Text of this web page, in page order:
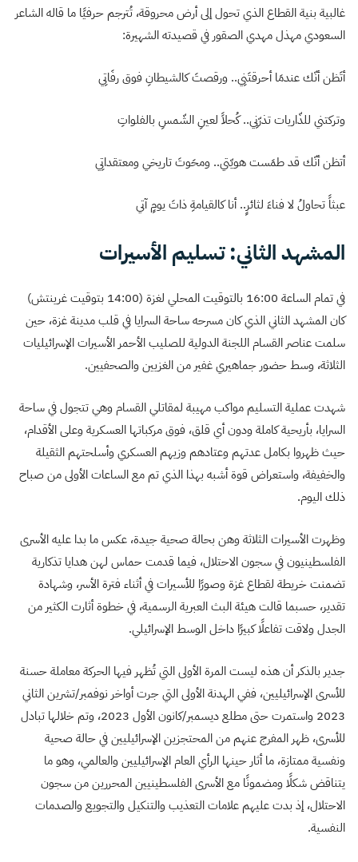
غالبية بنية القطاع الذي تحول إلى أرض محروقة، تُترجم حرفيًا ما قاله الشاعر
السعودي مهذل مهدي الصقور في قصيدته الشهيرة:
‏أتَظن أنّك عندمَا أحرقتَنِي.. ورقصتَ كالشيطانِ فوق رفَاتِي
وتركتني للذّاريات تذرّنِي.. كُحلاً لعينِ الشّمسِ بالفلواتِ
أتظن أنّك قد طمَست هويّتي.. ومحَوتَ تاريخي ومعتقداتِي
عبثاً تحاولُ لا فناءَ لثائرٍ.. أنا كالقيامةِ ذاتَ يومٍ آتي
المشهد الثاني: تسليم الأسيرات
في تمام الساعة 16:00 بالتوقيت المحلي لغزة (14:00 بتوقيت غرينتش)
كان المشهد الثاني الذي كان مسرحه ساحة السرايا في قلب مدينة غزة، حين
سلمت عناصر القسام اللجنة الدولية للصليب الأحمر الأسيرات الإسرائيليات
الثلاثة، وسط حضور جماهيري غفير من الغزيين والصحفيين.
شهدت عملية التسليم مواكب مهيبة لمقاتلي القسام وهي تتجول في ساحة
السرايا، بأريحية كاملة ودون أي قلق، فوق مركباتها العسكرية وعلى الأقدام،
حيث ظهروا بكامل عدتهم وعتادهم وزيهم العسكري وأسلحتهم الثقيلة
والخفيفة، واستعراض قوة أشبه بهذا الذي تم مع الساعات الأولى من صباح
ذلك اليوم.
وظهرت الأسيرات الثلاثة وهن بحالة صحية جيدة، عكس ما بدا عليه الأسرى
الفلسطينيون في سجون الاحتلال، فيما قدمت حماس لهن هدايا تذكارية
تضمنت خريطة لقطاع غزة وصورًا للأسيرات في أثناء فترة الأسر، وشهادة
تقدير، حسبما قالت هيئة البث العبرية الرسمية، في خطوة أثارت الكثير من
الجدل ولاقت تفاعلًا كبيرًا داخل الوسط الإسرائيلي.
جدير بالذكر أن هذه ليست المرة الأولى التي تُظهر فيها الحركة معاملة حسنة
للأسرى الإسرائيليين، ففي الهدنة الأولى التي جرت أواخر نوفمبر/تشرين الثاني
2023 واستمرت حتى مطلع ديسمبر/كانون الأول 2023، وتم خلالها تبادل
للأسرى، ظهر المفرج عنهم من المحتجزين الإسرائيليين في حالة صحية
ونفسية ممتازة، ما أثار حينها الرأي العام الإسرائيليين والعالمي، وهو ما
يتناقض شكلًا ومضمونًا مع الأسرى الفلسطينيين المحررين من سجون
الاحتلال، إذ بدت عليهم علامات التعذيب والتنكيل والتجويع والصدمات
النفسية.